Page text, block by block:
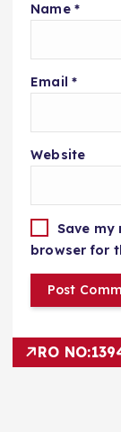
Name *
Email *
Website
Save my
browser for
RO NO: